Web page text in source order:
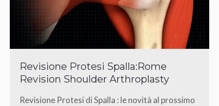
Revisione Protesi Spalla:Rome
Revision Shoulder Arthroplasty
Revisione Protesi di Spalla : le novità al prossimo